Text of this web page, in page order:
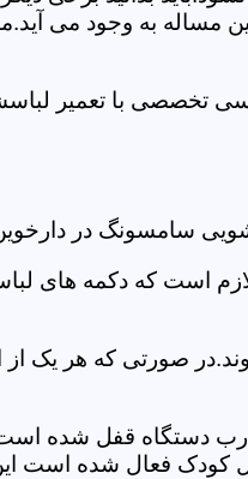
مساله به وجود می
تخصصی با تعمیر
سامسونگ در دارخوین
است که دکمه های
صورتی که هر یک
دستگاه قفل شده
کودک فعال شده است